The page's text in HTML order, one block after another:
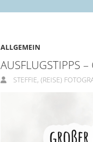
ALLGEMEIN
AUSFLUGSTIPPS
STEFFIE, (REISE)